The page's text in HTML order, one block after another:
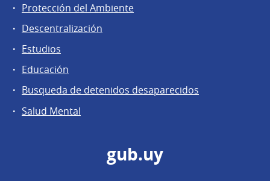
Protección del Ambiente
Descentralización
Estudios
Educación
Busqueda de detenidos desaparecidos
Salud Mental
gub.uy